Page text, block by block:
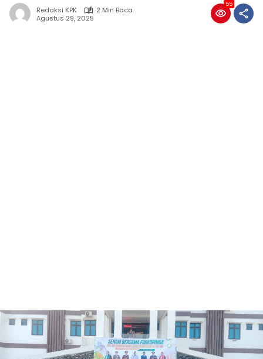
Redaksi KPK
2 Min Baca
Agustus 29, 2025
55